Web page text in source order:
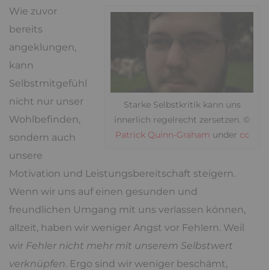
Starke Selbstkritik kann uns
innerlich regelrecht zersetzen. ©
Patrick Quinn-Graham under cc
Wie zuvor
bereits
angeklungen,
kann
Selbstmitgefühl
nicht nur unser
Wohlbefinden,
sondern auch
unsere
Motivation und Leistungsbereitschaft steigern.
Wenn wir uns auf einen gesunden und
freundlichen Umgang mit uns verlassen können,
allzeit, haben wir weniger Angst vor Fehlern. Weil
wir Fehler nicht mehr mit unserem Selbstwert
verknüpfen. Ergo sind wir weniger beschämt,